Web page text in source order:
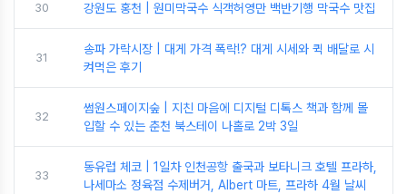
30 강원도 홍천 | 원미막국수 식객허영만 백반기행 막국수 맛집
31
송파 가락시장 | 대게 가격 폭락!? 대게 시세와 퀵 배달로 시
켜먹은 후기
32
썸원스페이지숲 | 지친 마음에 디지털 디톡스 책과 함께 몰
입할 수 있는 춘천 북스테이 나홀로 2박 3일
33
동유럽 체코 | 1일차 인천공항 출국과 보타니크 호텔 프라하,
나세마소 정육점 수제버거, Albert 마트, 프라하 4월 날씨